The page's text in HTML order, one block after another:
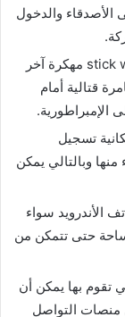
الأصدقاء والدخول
واحدة من أهم مميزات لعبة stick war 3 مهكرة آخر
قتالية أمام
الإمبراطورية.
تسجيل
وبالتالي يمكن
الأندرويد سواء
حتى تتمكن من
تقوم بها يمكن أن
منصات التواصل